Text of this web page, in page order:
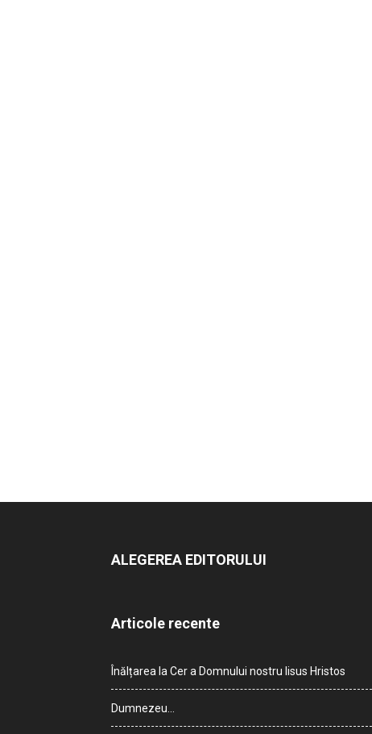
ALEGEREA EDITORULUI
Articole recente
Înălțarea la Cer a Domnului nostru Iisus Hristos
Dumnezeu…